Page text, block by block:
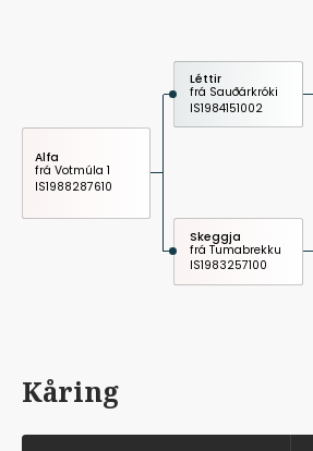
Alfa
frá Votmúla 1
IS1988287610
Léttir
frá Sauðárkróki
IS1984151002
Skeggja
frá Tumabrekku
IS1983257100
Kåring